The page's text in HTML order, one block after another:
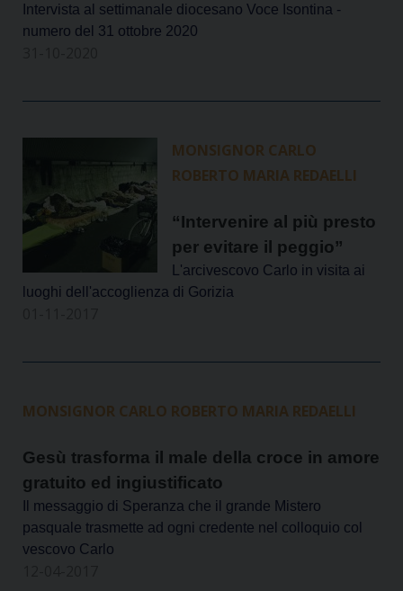
Intervista al settimanale diocesano Voce Isontina -
numero del 31 ottobre 2020
MONSIGNOR CARLO
ROBERTO MARIA REDAELLI
“Intervenire al più presto
per evitare il peggio”
L'arcivescovo Carlo in visita ai
luoghi dell'accoglienza di Gorizia
MONSIGNOR CARLO ROBERTO MARIA REDAELLI
Gesù trasforma il male della croce in amore
gratuito ed ingiustificato
Il messaggio di Speranza che il grande Mistero
pasquale trasmette ad ogni credente nel colloquio col
vescovo Carlo